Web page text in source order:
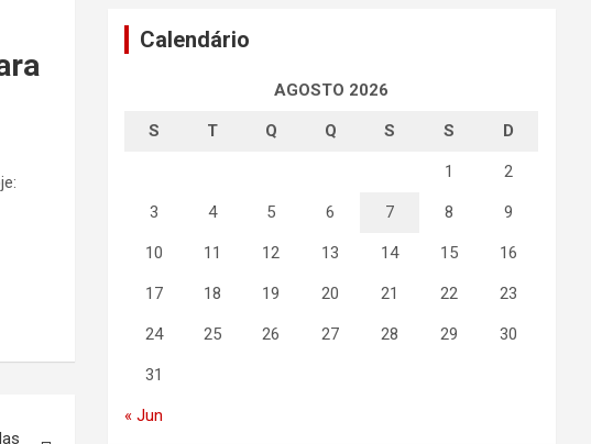
Calendário
AGOSTO 2026
S T Q Q S S D
1 2
3 4 5 6 7 8 9
10 11 12 13 14 15 16
17 18 19 20 21 22 23
24 25 26 27 28 29 30
31
« Jun